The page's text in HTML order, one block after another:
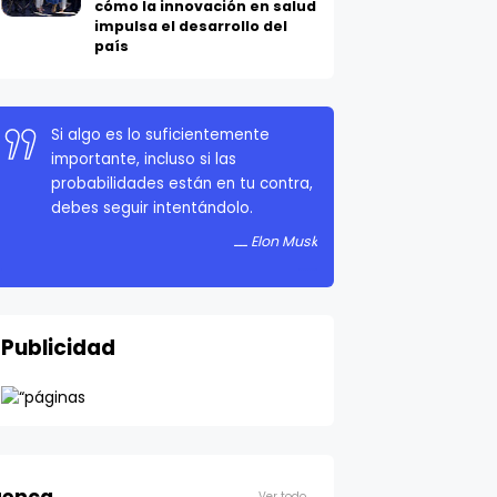
cómo la innovación en salud
impulsa el desarrollo del
país
Si algo es lo suficientemente
importante, incluso si las
probabilidades están en tu contra,
debes seguir intentándolo.
Elon Musk
Publicidad